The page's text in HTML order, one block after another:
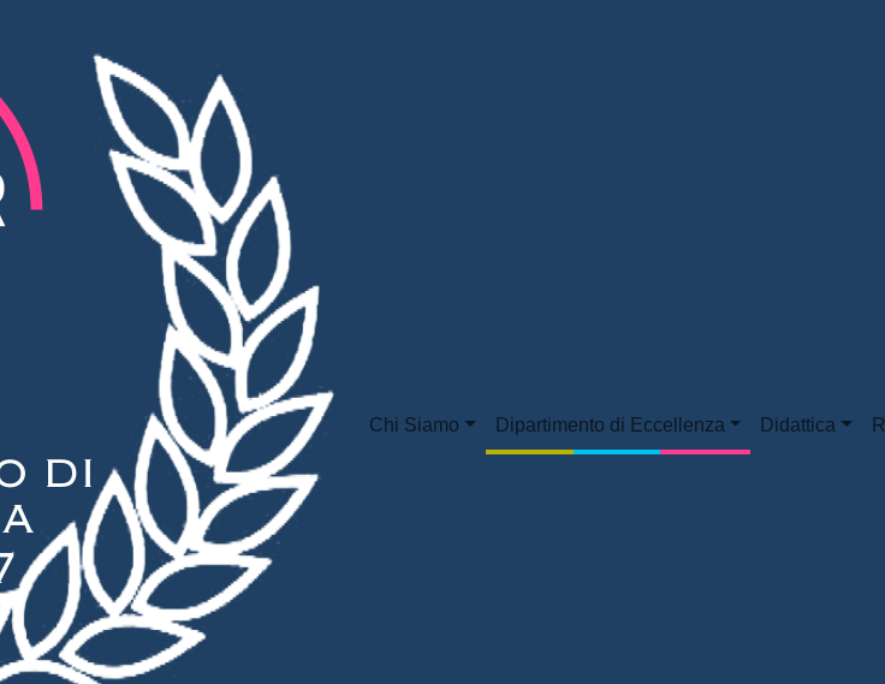
Chi Siamo Dipartimento di Eccellenza Didattica